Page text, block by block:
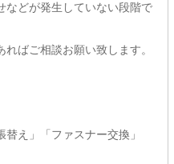
などが発生していない段階で
ばご相談お願い致します。
え」「ファスナー交換」